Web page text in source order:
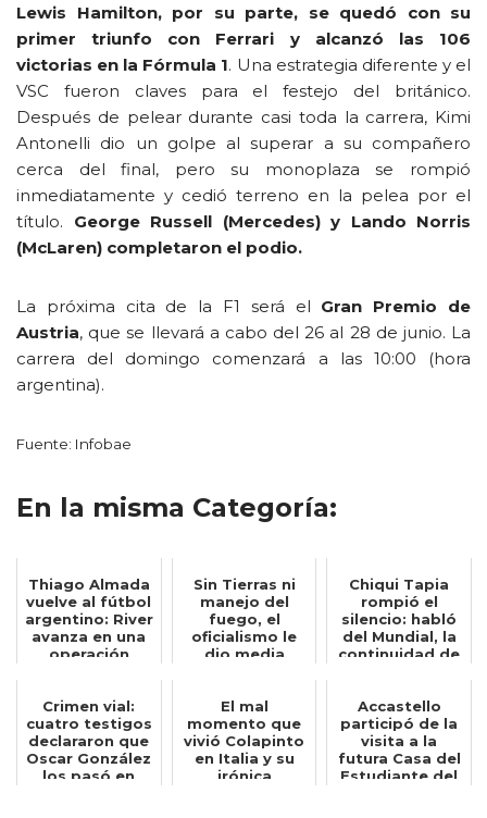
Lewis Hamilton, por su parte, se quedó con su
primer triunfo con Ferrari y alcanzó las 106
victorias en la Fórmula 1. Una estrategia diferente y el
VSC fueron claves para el festejo del británico.
Después de pelear durante casi toda la carrera, Kimi
Antonelli dio un golpe al superar a su compañero
cerca del final, pero su monoplaza se rompió
inmediatamente y cedió terreno en la pelea por el
título. George Russell (Mercedes) y Lando Norris
(McLaren) completaron el podio.
La próxima cita de la F1 será el Gran Premio de
Austria, que se llevará a cabo del 26 al 28 de junio. La
carrera del domingo comenzará a las 10:00 (hora
argentina).
Fuente: Infobae
En la misma Categoría:
Thiago Almada
vuelve al fútbol
argentino: River
avanza en una
operación
Sin Tierras ni
manejo del
fuego, el
oficialismo le
dio media
Chiqui Tapia
rompió el
silencio: habló
del Mundial, la
continuidad de
Crimen vial:
cuatro testigos
declararon que
Oscar González
los pasó en
El mal
momento que
vivió Colapinto
en Italia y su
irónica
Accastello
participó de la
visita a la
futura Casa del
Estudiante del